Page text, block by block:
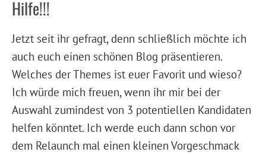
Hilfe!!!
Jetzt seit ihr gefragt, denn schließlich möchte ich
auch euch einen schönen Blog präsentieren.
Welches der Themes ist euer Favorit und wieso?
Ich würde mich freuen, wenn ihr mir bei der
Auswahl zumindest von 3 potentiellen Kandidaten
helfen könntet. Ich werde euch dann schon vor
dem Relaunch mal einen kleinen Vorgeschmack